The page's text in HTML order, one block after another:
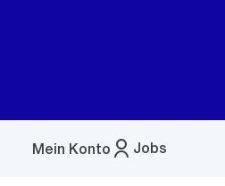
Jobs
Mein Konto
Menü